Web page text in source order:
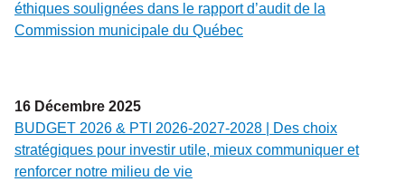
éthiques soulignées dans le rapport d’audit de la
Commission municipale du Québec
16 Décembre 2025
BUDGET 2026 & PTI 2026-2027-2028 | Des choix
stratégiques pour investir utile, mieux communiquer et
renforcer notre milieu de vie